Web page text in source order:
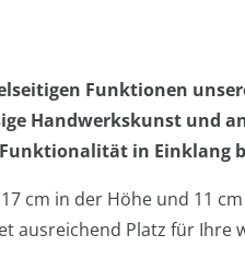
Funktionen
Handwerkskunst und
in Einklang
cm in der Höhe und 11
ausreichend Platz für Ihre